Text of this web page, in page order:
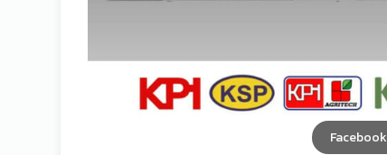
Facebook